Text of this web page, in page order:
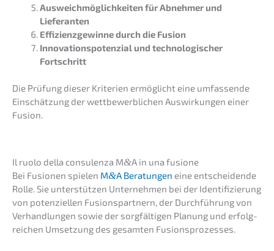
Ausweich­mög­lich­kei­ten für Abneh­mer und
Lieferanten
Effizi­enz­ge­win­ne durch die Fusion
Innova­ti­ons­po­ten­zi­al und techno­lo­gi­scher
Fortschritt
Die Prüfung dieser Krite­ri­en ermög­licht eine umfas­sen­de
Einschät­zung der wettbe­werb­li­chen Auswir­kun­gen einer
Fusion.
Il ruolo della consu­len­za M&A in una fusione
Bei Fusio­nen spielen M&A Beratun­gen eine entschei­den­de
Rolle. Sie unter­stüt­zen Unter­neh­men bei der Identi­fi­zie­rung
von poten­zi­el­len Fusions­part­nern, der Durch­füh­rung von
Verhand­lun­gen sowie der sorgfäl­ti­gen Planung und erfolg­
rei­chen Umset­zung des gesam­ten Fusionsprozesses.